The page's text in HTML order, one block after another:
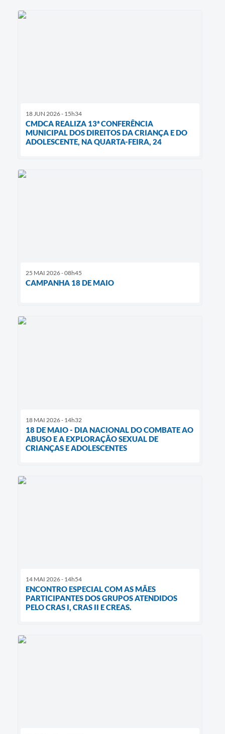
18 JUN 2026 - 15h34
CMDCA REALIZA 13ª CONFERÊNCIA
MUNICIPAL DOS DIREITOS DA CRIANÇA E DO
ADOLESCENTE, NA QUARTA-FEIRA, 24
25 MAI 2026 - 08h45
CAMPANHA 18 DE MAIO
18 MAI 2026 - 14h32
18 DE MAIO - DIA NACIONAL DO COMBATE AO
ABUSO E A EXPLORAÇÃO SEXUAL DE
CRIANÇAS E ADOLESCENTES
14 MAI 2026 - 14h54
ENCONTRO ESPECIAL COM AS MÃES
PARTICIPANTES DOS GRUPOS ATENDIDOS
PELO CRAS I, CRAS II E CREAS.